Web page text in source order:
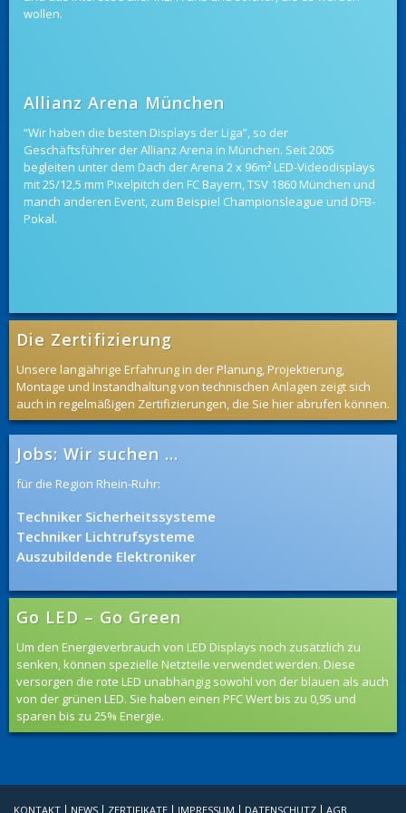
rhein-ruhr.de zu
verwenden. Am
[…]
wollen.
Allianz Arena München
“Wir haben die besten Displays der Liga”, so der
Geschäftsführer der Allianz Arena in München. Seit 2005
begleiten unter dem Dach der Arena 2 x 96m² LED-Videodisplays
mit 25/12,5 mm Pixelpitch den FC Bayern, TSV 1860 München und
manch anderen Event, zum Beispiel Championsleague und DFB-
Pokal.
Die Zertifizierung
Unsere langjährige Erfahrung in der Planung, Projektierung,
Montage und Instandhaltung von technischen Anlagen zeigt sich
auch in regelmäßigen Zertifizierungen, die Sie hier abrufen können.
Jobs: Wir suchen …
für die Region Rhein-Ruhr:
Techniker Sicherheitssysteme
Techniker Lichtrufsysteme
Auszubildende Elektroniker
Go LED – Go Green
Um den Energieverbrauch von LED Displays noch zusätzlich zu
senken, können spezielle Netzteile verwendet werden. Diese
versorgen die rote LED unabhängig sowohl von der blauen als auch
von der grünen LED. Sie haben einen PFC Wert bis zu 0,95 und
sparen bis zu 25% Energie.
KONTAKT NEWS ZERTIFIKATE IMPRESSUM DATENSCHUTZ AGB